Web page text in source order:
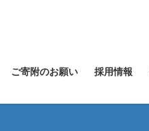
ご寄附のお願い 採用情報